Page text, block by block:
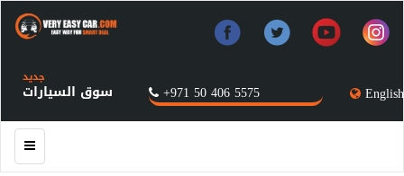
English
+971 50 406 5575 سوق السيارات
جديد